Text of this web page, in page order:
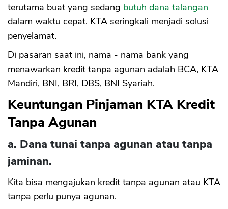
terutama buat yang sedang butuh dana talangan
dalam waktu cepat. KTA seringkali menjadi solusi
penyelamat.
Di pasaran saat ini, nama - nama bank yang
menawarkan kredit tanpa agunan adalah BCA, KTA
Mandiri, BNI, BRI, DBS, BNI Syariah.
Keuntungan Pinjaman KTA Kredit
Tanpa Agunan
a. Dana tunai tanpa agunan atau tanpa
jaminan.
Kita bisa mengajukan kredit tanpa agunan atau KTA
tanpa perlu punya agunan.